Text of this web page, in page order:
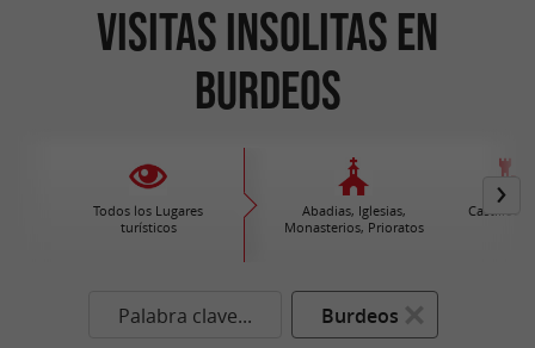
Visitas Insolitas en
Burdeos
Todos los Lugares
turísticos
Abadias, Iglesias,
Monasterios, Prioratos
Castillos /
Palabra clave... Burdeos